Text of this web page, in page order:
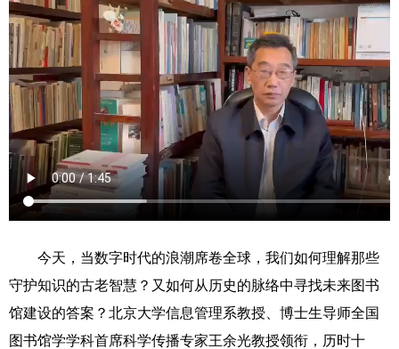
今天，当数字时代的浪潮席卷全球，我们如何理解那些
守护知识的古老智慧？又如何从历史的脉络中寻找未来图书
馆建设的答案？ 北京大学信息管理系教授、博士生导师全国
图书馆学学科首席科学传播专家王余光教授领衔 ， 历时十